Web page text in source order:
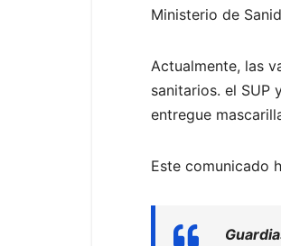
Ministerio de
Actualmente, las
sanitarios. el SUP
entregue
Este comunicado